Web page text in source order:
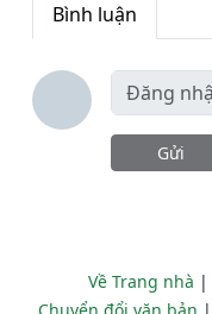
Bình luận
Gửi
Về Trang nhà |